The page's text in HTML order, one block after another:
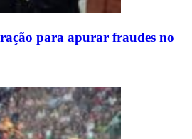
para apurar fraudes no